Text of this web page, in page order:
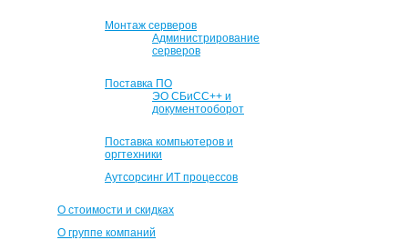
Монтаж серверов
Администрирование
серверов
Поставка ПО
ЭО СБиСС++ и
документооборот
Поставка компьютеров и
оргтехники
Аутсорсинг ИТ процессов
О стоимости и скидках
О группе компаний